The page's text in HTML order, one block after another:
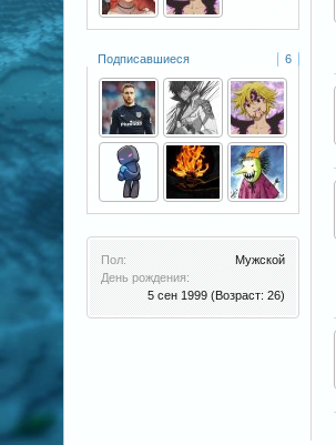
Подписавшиеся 6
Пол:
Мужской
День рождения:
5 сен 1999 (Возраст: 26)